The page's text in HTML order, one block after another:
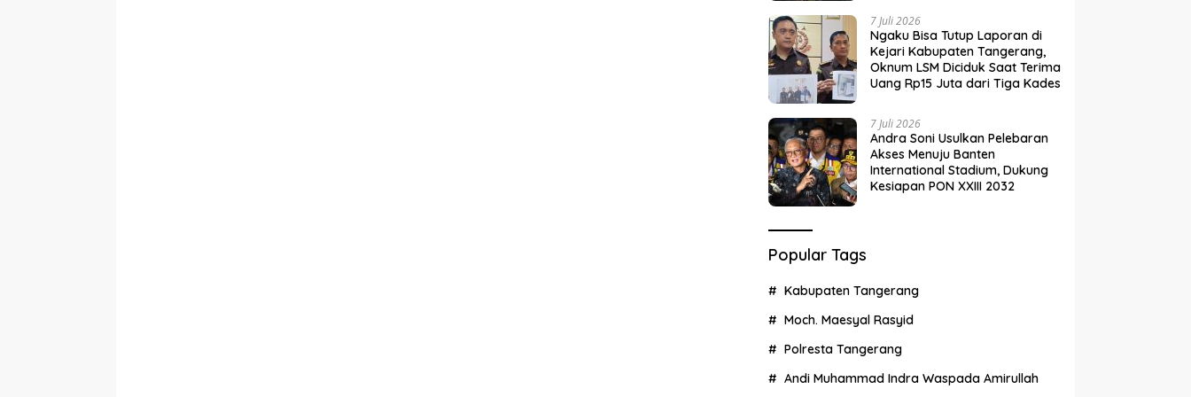
7 Juli 2026
Ngaku Bisa Tutup Laporan di
Kejari Kabupaten Tangerang,
Oknum LSM Diciduk Saat Terima
Uang Rp15 Juta dari Tiga Kades
7 Juli 2026
Andra Soni Usulkan Pelebaran
Akses Menuju Banten
International Stadium, Dukung
Kesiapan PON XXIII 2032
Popular Tags
Kabupaten Tangerang
Moch. Maesyal Rasyid
Polresta Tangerang
Andi Muhammad Indra Waspada Amirullah